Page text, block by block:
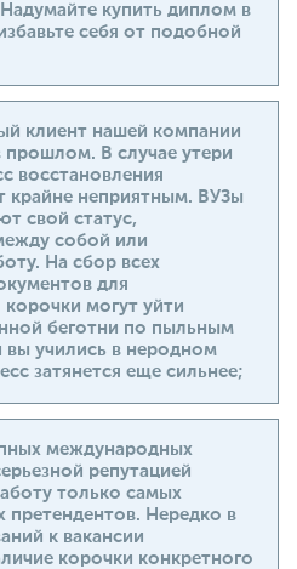
купить диплом в
себя от подобной
клиент нашей компании
прошлом. В случае утери
восстановления
крайне неприятным. ВУЗы
свой статус,
собой или
На сбор всех
для
корочки могут уйти
беготни по пыльным
вы учились в неродном
затянется еще сильнее;
международных
репутацией
только самых
претендентов. Нередко в
к вакансии
корочки конкретного